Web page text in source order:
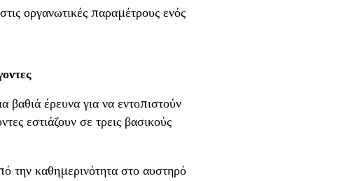
οργανωτικές παραμέτρους ενός
βαθιά έρευνα για να εντοπιστούν
εστιάζουν σε τρεις βασικούς
την καθημερινότητα στο αυστηρό